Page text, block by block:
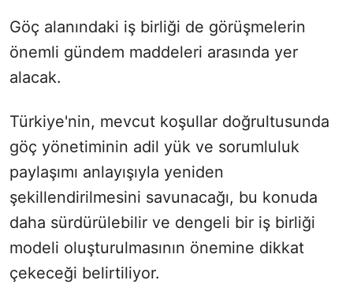
Göç alanındaki iş birliği de görüşmelerin
önemli gündem maddeleri arasında yer
alacak.
Türkiye'nin, mevcut koşullar doğrultusunda
göç yönetiminin adil yük ve sorumluluk
paylaşımı anlayışıyla yeniden
şekillendirilmesini savunacağı, bu konuda
daha sürdürülebilir ve dengeli bir iş birliği
modeli oluşturulmasının önemine dikkat
çekeceği belirtiliyor.